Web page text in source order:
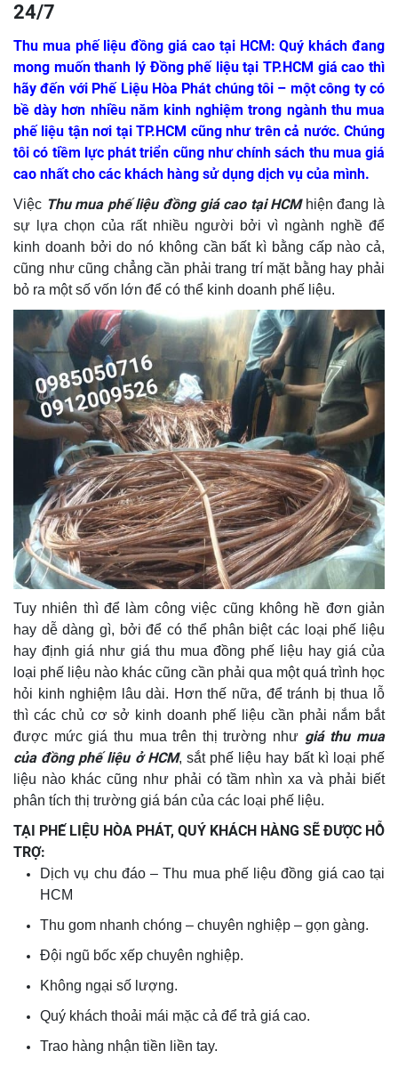
24/7
Thu mua phế liệu đồng giá cao tại HCM: Quý khách đang
mong muốn thanh lý Đồng phế liệu tại TP.HCM giá cao thì
hãy đến với Phế Liệu Hòa Phát chúng tôi – một công ty có
bề dày hơn nhiều năm kinh nghiệm trong ngành thu mua
phế liệu tận nơi tại TP.HCM cũng như trên cả nước. Chúng
tôi có tiềm lực phát triển cũng như chính sách thu mua giá
cao nhất cho các khách hàng sử dụng dịch vụ của mình.
Việc Thu mua phế liệu đồng giá cao tại HCMhiện đang là
sự lựa chọn của rất nhiều người bởi vì ngành nghề để
kinh doanh bởi do nó không cần bất kì bằng cấp nào cả,
cũng như cũng chẳng cần phải trang trí mặt bằng hay phải
bỏ ra một số vốn lớn để có thể kinh doanh phế liệu.
Tuy nhiên thì để làm công việc cũng không hề đơn giản
hay dễ dàng gì, bởi để có thể phân biệt các loại phế liệu
hay định giá như giá thu mua đồng phế liệu hay giá của
loại phế liệu nào khác cũng cần phải qua một quá trình học
hỏi kinh nghiệm lâu dài. Hơn thế nữa, để tránh bị thua lỗ
thì các chủ cơ sở kinh doanh phế liệu cần phải nắm bắt
được mức giá thu mua trên thị trường như giá thu mua
của đồng phế liệu ở HCM, sắt phế liệu hay bất kì loại phế
liệu nào khác cũng như phải có tầm nhìn xa và phải biết
phân tích thị trường giá bán của các loại phế liệu.
TẠI PHẾ LIỆU HÒA PHÁT, QUÝ KHÁCH HÀNG SẼ ĐƯỢC HỖ
TRỢ:
Dịch vụ chu đáo – Thu mua phế liệu đồng giá cao tại
HCM
Thu gom nhanh chóng – chuyên nghiệp – gọn gàng.
Đội ngũ bốc xếp chuyên nghiệp.
Không ngại số lượng.
Quý khách thoải mái mặc cả để trả giá cao.
Trao hàng nhận tiền liền tay.